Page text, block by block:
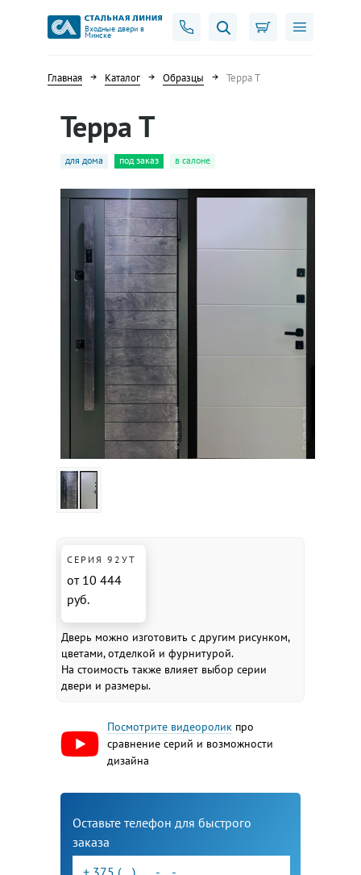
Входные двери в
Минске
Главная Каталог Образцы Терра Т
Терра Т
для дома под заказ в салоне
СЕРИЯ 92УТ
от 10 444
руб.
Дверь можно изготовить с другим рисунком,
цветами, отделкой и фурнитурой.
На стоимость также влияет выбор серии
двери и размеры.
Посмотрите видеоролик про
сравнение серий и возможности
дизайна
Оставьте телефон для быстрого
заказа